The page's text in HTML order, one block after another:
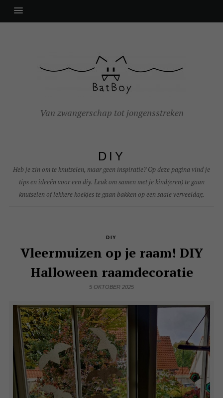
Van zwangerschap tot jongensstreken
DIY
Heb je zin om te knutselen, maar geen inspiratie? Op deze pagina vind je
tips en ideeën voor een diy. Leuk om samen met je kind(eren) te gaan
knutselen of lekkere koekjes te gaan bakken op een saaie verveeldag.
DIY
Vleermuizen op je raam! DIY
Halloween raamdecoratie
5 OKTOBER 2025